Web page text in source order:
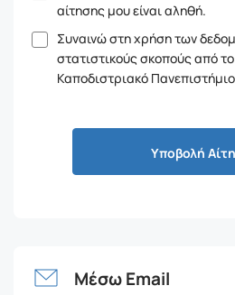
αίτησης μου είναι αληθή.
Συναινώ στη χρήση των
στατιστικούς σκοπούς από το
Καποδιστριακό
Υποβολή
Μέσω Email